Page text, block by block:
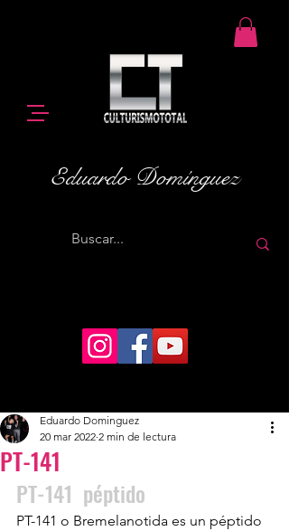
Eduardo Domínguez
PT-141
Eduardo Dominguez
20 mar 2022 2 min de lectura
PT-141  péptido
PT-141 o Bremelanotida es un péptido